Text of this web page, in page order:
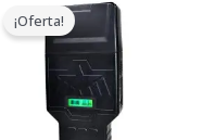
¡Oferta!